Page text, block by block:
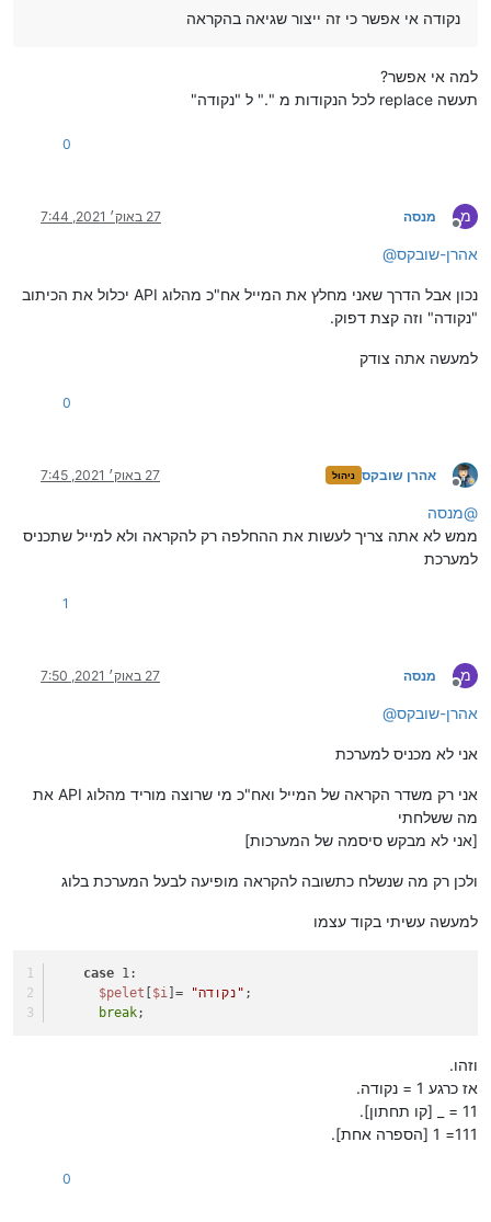
נקודה אי אפשר כי זה ייצור שגיאה בהקראה
למה אי אפשר?
תעשה replace לכל הנקודות מ "." ל "נקודה"
0
מ
מנותק
מנסה 27 באוק׳ 2021, 7:44
@אהרן-שובקס
נכון אבל הדרך שאני מחלץ את המייל אח"כ מהלוג API יכלול את הכיתוב
"נקודה" וזה קצת דפוק.
למעשה אתה צודק
0
מנותק
אהרן שובקס ניהול 27 באוק׳ 2021, 7:45
@מנסה
ממש לא אתה צריך לעשות את ההחלפה רק להקראה ולא למייל שתכניס
למערכת
1
מ
מנותק
מנסה 27 באוק׳ 2021, 7:50
@אהרן-שובקס
אני לא מכניס למערכת
אני רק משדר הקראה של המייל ואח"כ מי שרוצה מוריד מהלוג API את
מה ששלחתי
[אני לא מבקש סיסמה של המערכות]
ולכן רק מה שנשלח כתשובה להקראה מופיעה לבעל המערכת בלוג
למעשה עשיתי בקוד עצמו
case 1:
$pelet
$i ]= "נקודה" ;
break;
וזהו.
אז כרגע 1 = נקודה.
11 = _ [קו תחתון].
111= 1 [הספרה אחת].
0